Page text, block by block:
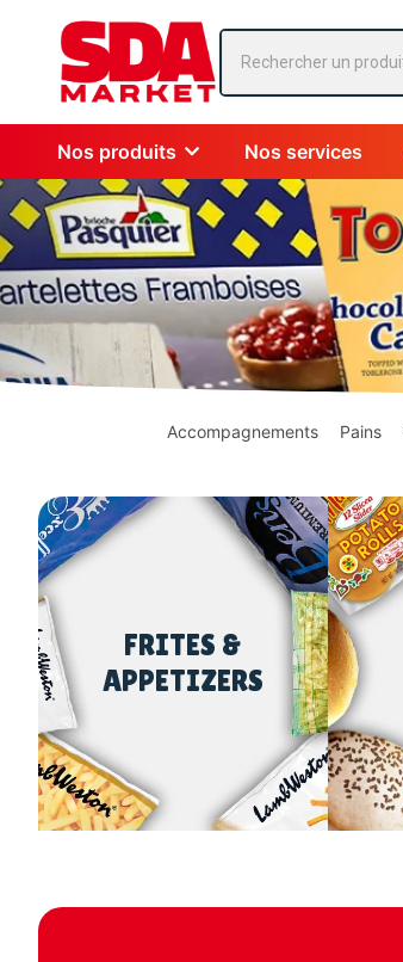
Nos produits Nos services
Accompagnements Pains
FRITES &
APPETIZERS